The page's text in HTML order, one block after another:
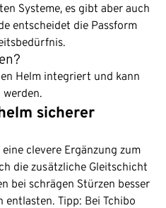
Systeme, es gibt aber auch
entscheidet die Passform
Helm integriert und kann
sicherer
clevere Ergänzung zum
die zusätzliche Gleitschicht
bei schrägen Stürzen besser
entlasten. Tipp: Bei Tchibo